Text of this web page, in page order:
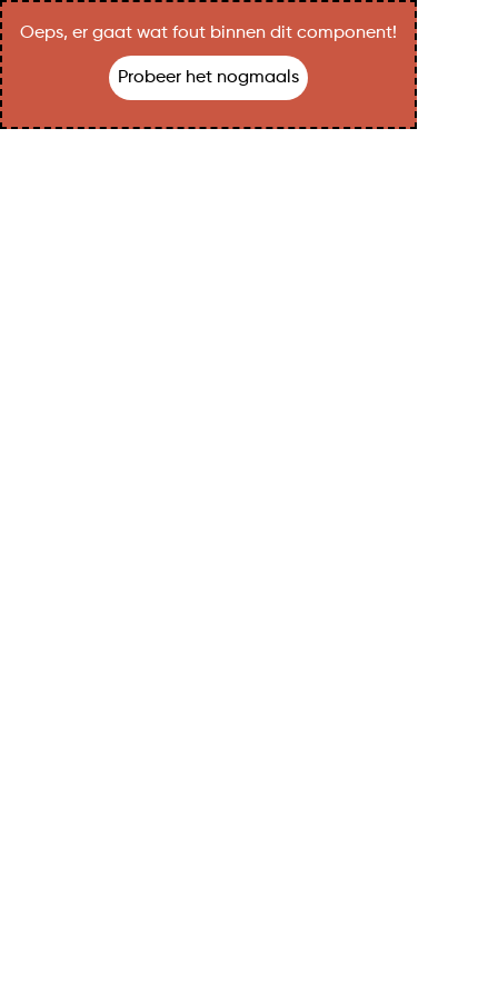
Oeps, er gaat wat fout binnen dit component!
Probeer het nogmaals